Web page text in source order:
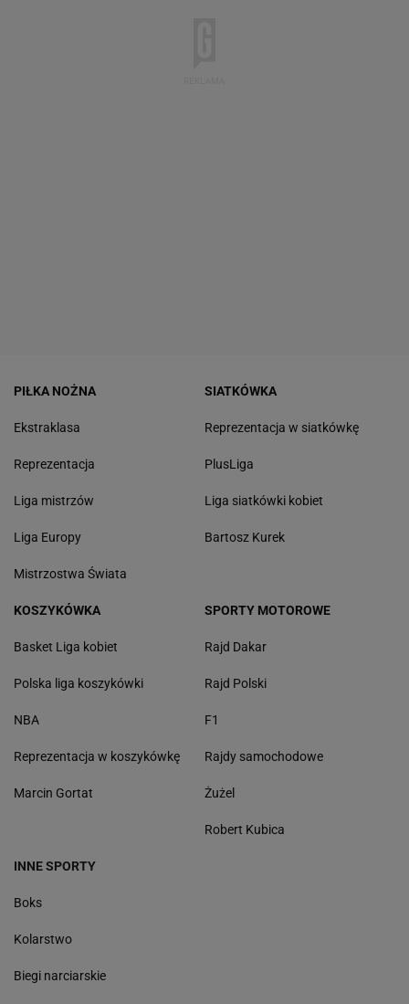
PIŁKA NOŻNA
Ekstraklasa
Reprezentacja
Liga mistrzów
Liga Europy
Mistrzostwa Świata
SIATKÓWKA
Reprezentacja w siatkówkę
PlusLiga
Liga siatkówki kobiet
Bartosz Kurek
KOSZYKÓWKA
Basket Liga kobiet
Polska liga koszykówki
NBA
Reprezentacja w koszykówkę
Marcin Gortat
SPORTY MOTOROWE
Rajd Dakar
Rajd Polski
F1
Rajdy samochodowe
Żużel
Robert Kubica
INNE SPORTY
Boks
Kolarstwo
Biegi narciarskie